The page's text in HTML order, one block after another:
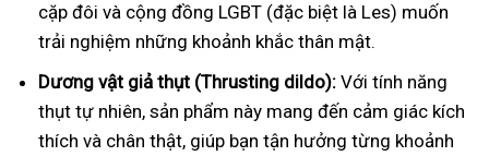
cặp đôi và cộng đồng LGBT (đặc biệt là Les) muốn
trải nghiệm những khoảnh khắc thân mật.
Dương vật giả thụt (Thrusting dildo): Với tính năng
thụt tự nhiên, sản phẩm này mang đến cảm giác kích
thích và chân thật, giúp bạn tận hưởng từng khoảnh